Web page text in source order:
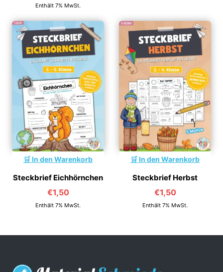
Enthält 7% MwSt.
In den Warenkorb
Steckbrief Eichhörnchen
€1,50
Enthält 7% MwSt.
In den Warenkorb
Steckbrief Herbst
€1,50
Enthält 7% MwSt.